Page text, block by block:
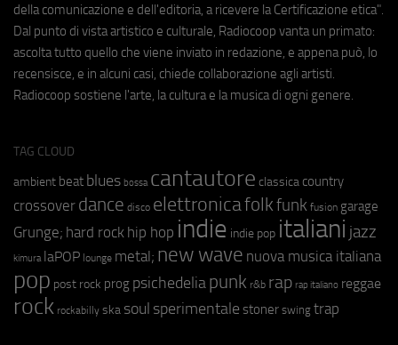
della comunicazione e dell'editoria, a ricevere la Certificazione etica".
Dal punto di vista artistico e culturale, Radiocoop vanta un primato:
ascolta tutto quello che viene inviato in redazione, e appena può, lo
recensisce, e in alcuni casi, chiede collaborazione agli artisti.
Radiocoop sostiene l'arte, la cultura e la musica di ogni genere.
TAG CLOUD
ambient beat blues bossa cantautore classica country
crossover dance disco elettronicafolkfunk fusion garage
Grunge; hard rock hip hop indie indie pop italiani jazz
kimura laPOP lounge metal; new wave nuova musica italiana
pop post rock prog psichedeliapunk r&b rap rap italiano reggae
rock rockabilly ska soul sperimentale stoner swing trap